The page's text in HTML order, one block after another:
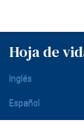
Hoja de
Inglés
Español